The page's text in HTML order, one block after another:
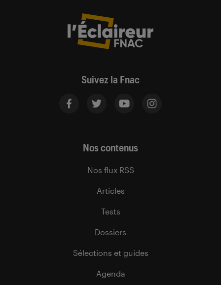
Suivez la Fnac
Nos contenus
Nos flux RSS
Articles
Tests
Dossiers
Sélections et guides
Agenda